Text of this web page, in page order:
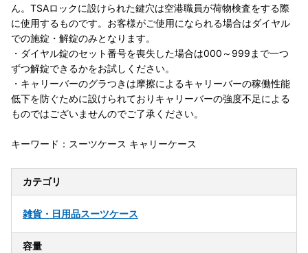
ん。TSAロックに設けられた鍵穴は空港職員が荷物検査をする際
に使用するものです。お客様がご使用になられる場合はダイヤル
での施錠・解錠のみとなります。
・ダイヤル錠のセット番号を喪失した場合は000～999まで一つ
ずつ解錠できるかをお試しください。
・キャリーバーのグラつきは摩擦によるキャリーバーの稼働性能
低下を防ぐために設けられておりキャリーバーの強度不足による
ものではございませんのでご了承ください。
キーワード：スーツケース キャリーケース
カテゴリ
雑貨・日用品スーツケース
容量